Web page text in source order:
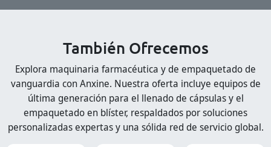
También Ofrecemos
Explora maquinaria farmacéutica y de empaquetado de
vanguardia con Anxine. Nuestra oferta incluye equipos de
última generación para el llenado de cápsulas y el
empaquetado en blíster, respaldados por soluciones
personalizadas expertas y una sólida red de servicio global.